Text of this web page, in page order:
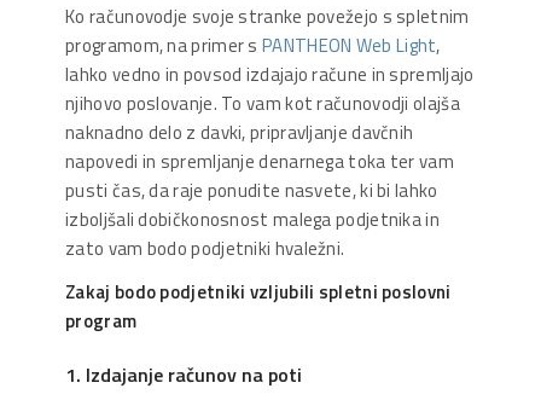
Ko računovodje svoje stranke povežejo s spletnim
programom, na primer sPANTHEON Web Light,
lahko vedno in povsod izdajajo račune in spremljajo
njihovo poslovanje. To vam kot računovodji olajša
naknadno delo z davki, pripravljanje davčnih
napovedi in spremljanje denarnega toka ter vam
pusti čas, da raje ponudite nasvete, ki bi lahko
izboljšali dobičkonosnost malega podjetnika in
zato vam bodo podjetniki hvaležni.
Zakaj bodo podjetniki vzljubili spletni poslovni
program
1. Izdajanje računov na poti